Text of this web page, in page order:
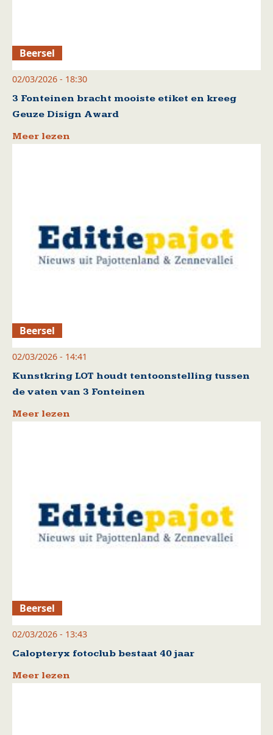
Beersel
02/03/2026 - 18:30
3 Fonteinen bracht mooiste etiket en kreeg
Geuze Disign Award
Meer lezen
Beersel
02/03/2026 - 14:41
Kunstkring LOT houdt tentoonstelling tussen
de vaten van 3 Fonteinen
Meer lezen
Beersel
02/03/2026 - 13:43
Calopteryx fotoclub bestaat 40 jaar
Meer lezen